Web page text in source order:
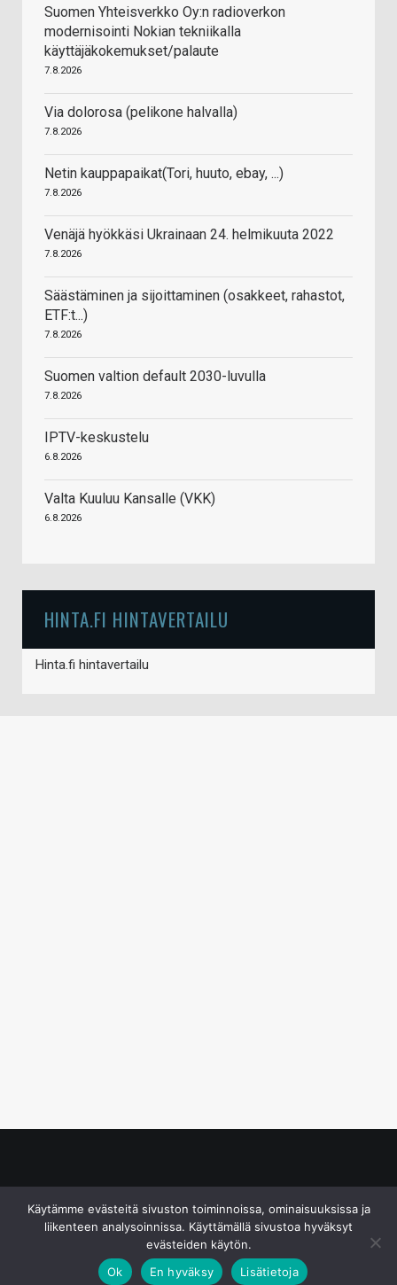
Suomen Yhteisverkko Oy:n radioverkon
modernisointi Nokian tekniikalla
käyttäjäkokemukset/palaute
7.8.2026
Via dolorosa (pelikone halvalla)
7.8.2026
Netin kauppapaikat(Tori, huuto, ebay, ...)
7.8.2026
Venäjä hyökkäsi Ukrainaan 24. helmikuuta 2022
7.8.2026
Säästäminen ja sijoittaminen (osakkeet, rahastot,
ETF:t...)
7.8.2026
Suomen valtion default 2030-luvulla
7.8.2026
IPTV-keskustelu
6.8.2026
Valta Kuuluu Kansalle (VKK)
6.8.2026
HINTA.FI HINTAVERTAILU
Hinta.fi hintavertailu
Käytämme evästeitä sivuston toiminnoissa, ominaisuuksissa ja
liikenteen analysoinnissa. Käyttämällä sivustoa hyväksyt
evästeiden käytön.
Ok
En hyväksy Lisätietoja